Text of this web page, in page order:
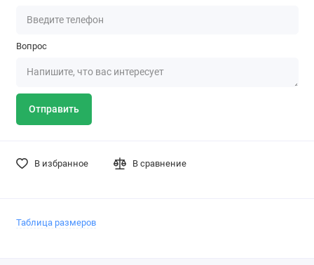
Вопрос
Отправить
В избранное В сравнение
Таблица размеров